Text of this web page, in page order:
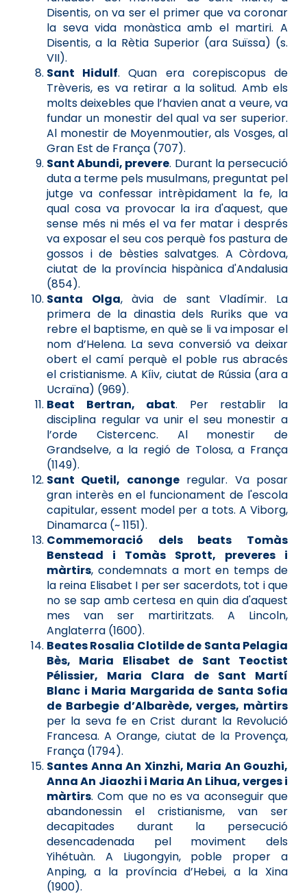
Disentis, on va ser el primer que va coronar
la seva vida monàstica amb el martiri. A
Disentis, a la Rètia Superior (ara Suïssa) (s.
VII).
Sant Hidulf. Quan era corepiscopus de
Trèveris, es va retirar a la solitud. Amb els
molts deixebles que l’havien anat a veure, va
fundar un monestir del qual va ser superior.
Al monestir de Moyenmoutier, als Vosges, al
Gran Est de França (707).
Sant Abundi, prevere. Durant la persecució
duta a terme pels musulmans, preguntat pel
jutge va confessar intrèpidament la fe, la
qual cosa va provocar la ira d'aquest, que
sense més ni més el va fer matar i després
va exposar el seu cos perquè fos pastura de
gossos i de bèsties salvatges. A Còrdova,
ciutat de la província hispànica d'Andalusia
(854).
Santa Olga, àvia de sant Vladímir. La
primera de la dinastia dels Ruriks que va
rebre el baptisme, en què se li va imposar el
nom d’Helena. La seva conversió va deixar
obert el camí perquè el poble rus abracés
el cristianisme. A Kíiv, ciutat de Rússia (ara a
Ucraïna) (969).
Beat Bertran, abat. Per restablir la
disciplina regular va unir el seu monestir a
l’orde Cistercenc. Al monestir de
Grandselve, a la regió de Tolosa, a França
(1149).
Sant Quetil, canongeregular. Va posar
gran interès en el funcionament de l'escola
capitular, essent model per a tots. A Viborg,
Dinamarca (~ 1151).
Commemoració dels beats Tomàs
Benstead i Tomàs Sprott, preveres i
màrtirs, condemnats a mort en temps de
la reina Elisabet I per ser sacerdots, tot i que
no se sap amb certesa en quin dia d'aquest
mes van ser martiritzats. A Lincoln,
Anglaterra (1600).
Beates Rosalia Clotilde de Santa Pelagia
Bès, Maria Elisabet de Sant Teoctist
Pélissier, Maria Clara de Sant Martí
Blanc i Maria Margarida de Santa Sofia
de Barbegie d’Albarède, verges, màrtirs
per la seva fe en Crist durant la Revolució
Francesa. A Orange, ciutat de la Provença,
França (1794).
Santes Anna An Xinzhi, Maria An Gouzhi,
Anna An Jiaozhi i Maria An Lihua, verges i
màrtirs. Com que no es va aconseguir que
abandonessin el cristianisme, van ser
decapitades durant la persecució
desencadenada pel moviment dels
Yihétuàn. A Liugongyin, poble proper a
Anping, a la província d’Hebei, a la Xina
(1900).